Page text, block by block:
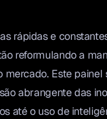
rápidas e
reformulando a
mercado. Este
abrangente das
até o uso de